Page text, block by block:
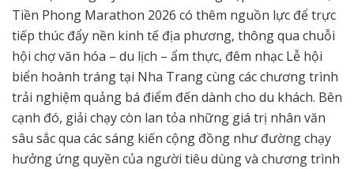
Tiền Phong Marathon 2026 có thêm nguồn lực để trực
tiếp thúc đẩy nền kinh tế địa phương, thông qua chuỗi
hội chợ văn hóa – du lịch – ẩm thực, đêm nhạc Lễ hội
biển hoành tráng tại Nha Trang cùng các chương trình
trải nghiệm quảng bá điểm đến dành cho du khách. Bên
cạnh đó, giải chạy còn lan tỏa những giá trị nhân văn
sâu sắc qua các sáng kiến cộng đồng như đường chạy
hưởng ứng quyền của người tiêu dùng và chương trình